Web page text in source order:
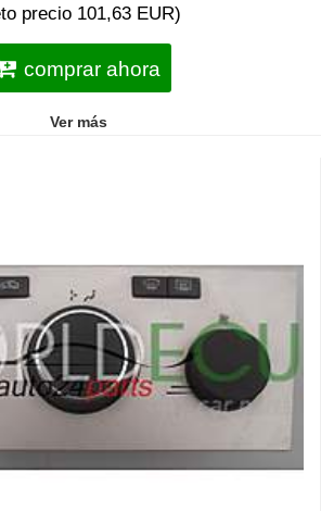
precio 101,63 EUR)
comprar ahora
Ver más